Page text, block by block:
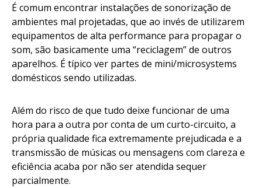
É comum encontrar instalações de sonorização de
ambientes mal projetadas, que ao invés de utilizarem
equipamentos de alta performance para propagar o
som, são basicamente uma “reciclagem” de outros
aparelhos. É típico ver partes de mini/microsystems
domésticos sendo utilizadas.
Além do risco de que tudo deixe funcionar de uma
hora para a outra por conta de um curto-circuito, a
própria qualidade fica extremamente prejudicada e a
transmissão de músicas ou mensagens com clareza e
eficiência acaba por não ser atendida sequer
parcialmente.